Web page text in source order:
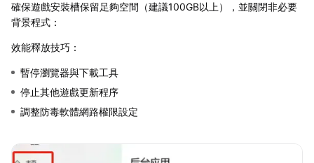
確保遊戲安裝槽保留足夠空間（建議100GB以上），並關閉非必要
背景程式：
效能釋放技巧：
暫停瀏覽器與下載工具
停止其他遊戲更新程序
調整防毒軟體網路權限設定